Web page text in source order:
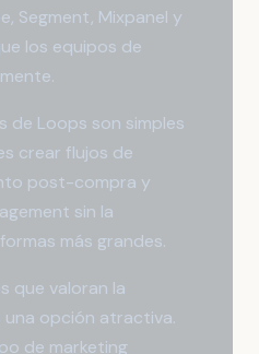
Segment, Mixpanel y
los equipos de
de Loops son simples
crear flujos de
post-compra y
sin la
más grandes.
que valoran la
una opción atractiva.
de marketing